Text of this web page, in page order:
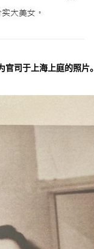
司于上海上庭的照片。